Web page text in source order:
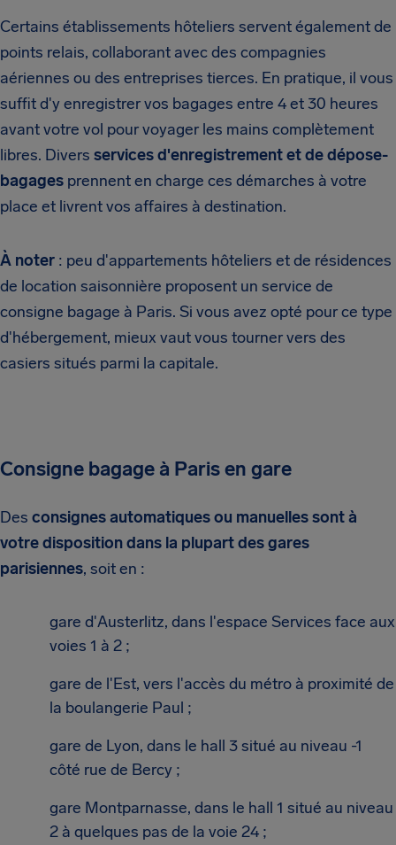
Certains établissements hôteliers servent également de
points relais, collaborant avec des compagnies
aériennes ou des entreprises tierces. En pratique, il vous
suffit d'y enregistrer vos bagages entre 4 et 30 heures
avant votre vol pour voyager les mains complètement
libres. Divers services d'enregistrement et de dépose-
bagages prennent en charge ces démarches à votre
place et livrent vos affaires à destination.
À noter : peu d'appartements hôteliers et de résidences
de location saisonnière proposent un service de
consigne bagage à Paris. Si vous avez opté pour ce type
d'hébergement, mieux vaut vous tourner vers des
casiers situés parmi la capitale.
Consigne bagage à Paris en gare
Des consignes automatiques ou manuelles sont à
votre disposition dans la plupart des gares
parisiennes, soit en :
gare d'Austerlitz, dans l'espace Services face aux
voies 1 à 2 ;
gare de l'Est, vers l'accès du métro à proximité de
la boulangerie Paul ;
gare de Lyon, dans le hall 3 situé au niveau -1
côté rue de Bercy ;
gare Montparnasse, dans le hall 1 situé au niveau
2 à quelques pas de la voie 24 ;